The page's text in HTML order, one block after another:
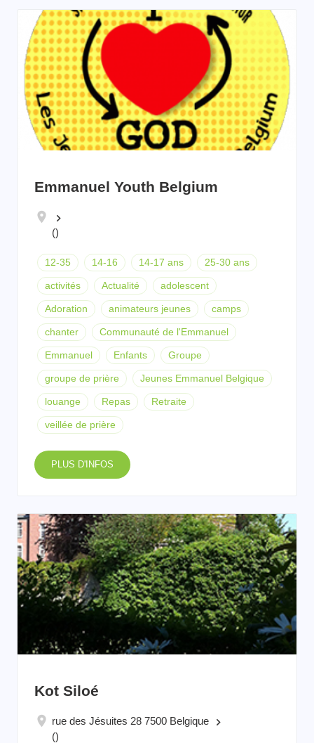
Emmanuel Youth Belgium
keyboard_arrow_right
()
12-35 14-16 14-17 ans 25-30 ans
activités Actualité adolescent
Adoration animateurs jeunes camps
chanter Communauté de l'Emmanuel
Emmanuel Enfants Groupe
groupe de prière Jeunes Emmanuel Belgique
louange Repas Retraite
veillée de prière
PLUS D'INFOS
Kot Siloé
rue des Jésuites 28 7500 Belgique keyboard_arrow_right
()